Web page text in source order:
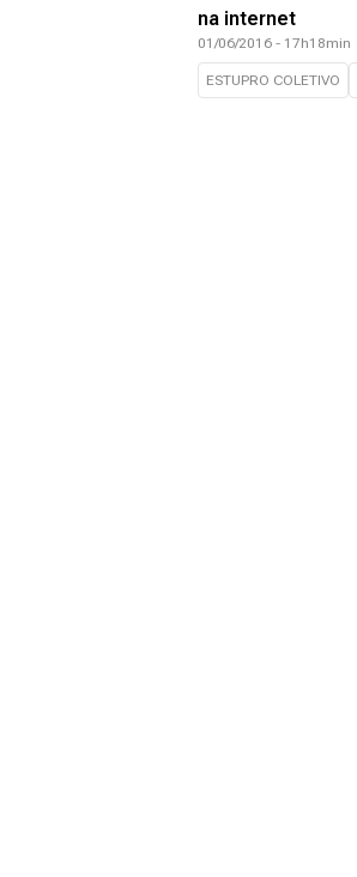
na internet
01/06/2016 - 17h18min
ESTUPRO COLETIVO